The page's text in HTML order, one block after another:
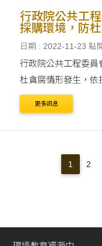
行政院公共工
採購環境，防
訂定「政府採
點」。
日期 : 2022-11-23 點
行政院公共工程委員
杜貪腐情形發生，依
機制及執行要點」。
更多訊息
1 2